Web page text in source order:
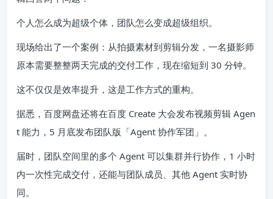
个人怎么成为超级个体，团队怎么变成超级组织。
现场给出了一个案例：从拍摄素材到剪辑分发，一名摄影师
原本需要整整两天完成的交付工作，现在缩短到 30 分钟。
这不仅仅是效率提升，这是工作方式的重构。
据悉，百度网盘还将在百度 Create 大会发布视频剪辑 Agen
t 能力，5 月底发布团队版「Agent 协作军团」。
届时，团队空间里的多个 Agent 可以集群并行协作，1 小时
内一次性完成交付，还能与团队成员、其他 Agent 实时协
同。